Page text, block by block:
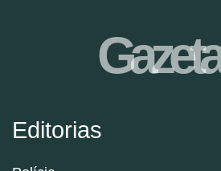
Editorias